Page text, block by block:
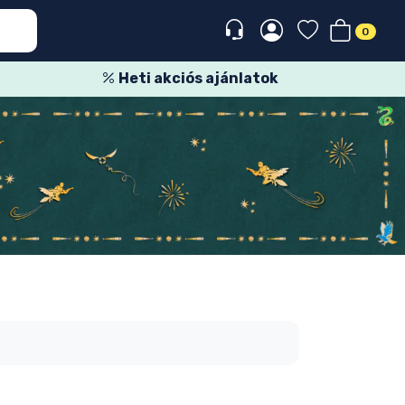
0
Heti akciós ajánlatok